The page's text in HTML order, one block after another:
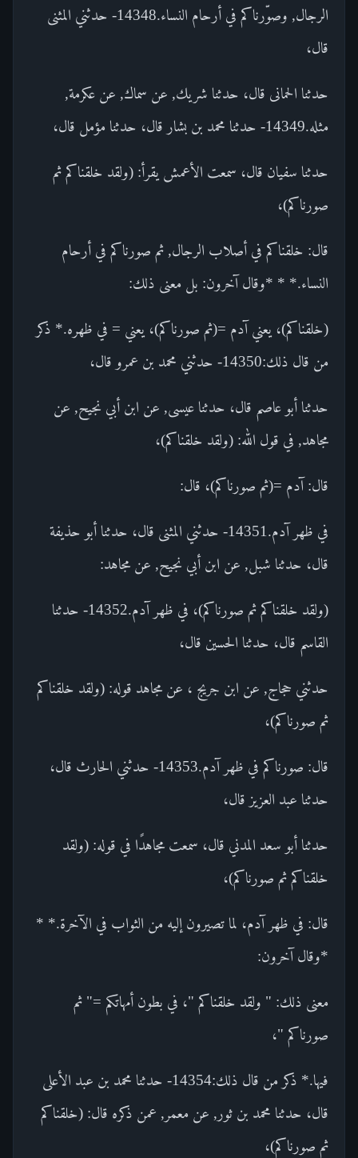
الرجال, وصوّرناكم في أرحام النساء.14348- حدثني المثنى
قال،
حدثنا الحمانى قال، حدثنا شريك, عن سماك, عن عكرمة,
مثله.14349- حدثنا محمد بن بشار قال، حدثنا مؤمل قال،
حدثنا سفيان قال، سمعت الأعمش يقرأ: (ولقد خلقناكم ثم
صورناكم)،
قال: خلقناكم في أصلاب الرجال, ثم صورناكم في أرحام
النساء.* * *وقال آخرون: بل معنى ذلك:
(خلقناكم)، يعني آدم =(ثم صورناكم)، يعني = في ظهره.* ذكر
من قال ذلك:14350- حدثني محمد بن عمرو قال،
حدثنا أبو عاصم قال، حدثنا عيسى, عن ابن أبي نجيح, عن
مجاهد, في قول الله: (ولقد خلقناكم)،
قال: آدم =(ثم صورناكم)، قال:
في ظهر آدم.14351- حدثني المثنى قال، حدثنا أبو حذيفة
قال، حدثنا شبل, عن ابن أبي نجيح, عن مجاهد:
(ولقد خلقناكم ثم صورناكم)، في ظهر آدم.14352- حدثنا
القاسم قال، حدثنا الحسين قال،
حدثني حجاج, عن ابن جريج ، عن مجاهد قوله: (ولقد خلقناكم
ثم صورناكم)،
قال: صورناكم في ظهر آدم.14353- حدثني الحارث قال،
حدثنا عبد العزيز قال،
حدثنا أبو سعد المدني قال، سمعت مجاهدًا في قوله: (ولقد
خلقناكم ثم صورناكم)،
قال: في ظهر آدم، لما تصيرون إليه من الثواب في الآخرة.* *
*وقال آخرون:
معنى ذلك: " ولقد خلقناكم "، في بطون أمهاتكم =" ثم
صورناكم "،
فيها.* ذكر من قال ذلك:14354- حدثنا محمد بن عبد الأعلى
قال، حدثنا محمد بن ثور, عن معمر, عمن ذكره قال: (خلقناكم
ثم صورناكم)،